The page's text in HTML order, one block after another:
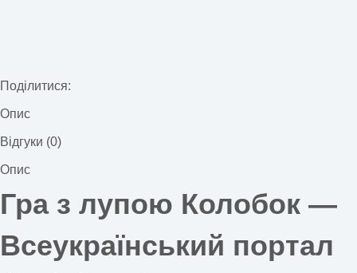
Поділитися:
Опис
Відгуки (0)
Опис
Гра з лупою Колобок —
Всеукраїнський портал